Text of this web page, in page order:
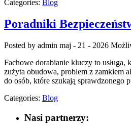
Categories: Blog
Poradniki
Posted by admin maj - 21 - 2026
Fachowe dorabianie kluczy to
zużyta obudowa, problem z zamkiem
do osób, które szukają sprawdzonego
Categories: Blog
Nasi partnerzy: